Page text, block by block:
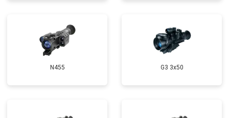
N455 G3 3x50